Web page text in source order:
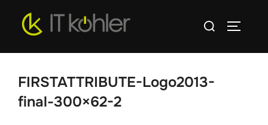
Inhalt
Suchen
FIRSTATTRIBUTE-Logo2013-
final-300×62-2